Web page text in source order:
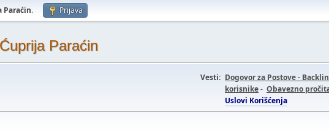
Paraćin. Prijava
Paraćin
Vesti: Dogovor za Postove -
korisnike- Obavezno
Uslovi Korišćenja